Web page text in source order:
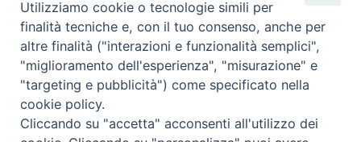
Privacy Policy Trasparenza
Termini e Condizioni
Utilizziamo cookie o tecnologie simili per
finalità tecniche e, con il tuo consenso, anche per
altre finalità ("interazioni e funzionalità semplici",
"miglioramento dell'esperienza", "misurazione" e
"targeting e pubblicità") come specificato nella
cookie policy.
Cliccando su "accetta" acconsenti all'utilizzo dei